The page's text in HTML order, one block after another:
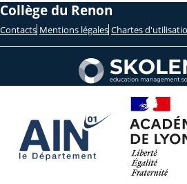
Collège du Renon
Contacts Mentions légales Chartes